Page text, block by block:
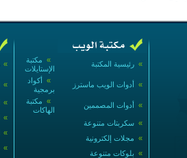
»
»
»
»
»
»
» مكتبة
الإستايلات
» رئيسية المكتبة
» أكواد
برمجية
» أدوات الويب ماسترز
» مكتبة
الهاكات
» أدوات المصممين
» سكربتات متنوعة
» مجلات إلكترونية
» بلوكات متنوعة